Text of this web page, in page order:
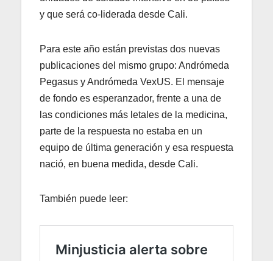
y que será co-liderada desde Cali.
Para este año están previstas dos nuevas
publicaciones del mismo grupo: Andrómeda
Pegasus y Andrómeda VexUS. El mensaje
de fondo es esperanzador, frente a una de
las condiciones más letales de la medicina,
parte de la respuesta no estaba en un
equipo de última generación y esa respuesta
nació, en buena medida, desde Cali.
También puede leer: